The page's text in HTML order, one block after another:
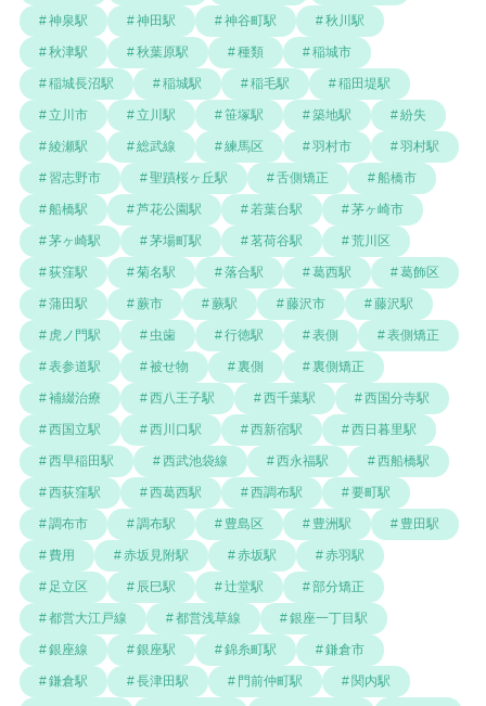
神泉駅 神田駅 神谷町駅 秋川駅
秋津駅 秋葉原駅 種類 稲城市
稲城長沼駅 稲城駅 稲毛駅 稲田堤駅
立川市 立川駅 笹塚駅 築地駅 紛失
綾瀬駅 総武線 練馬区 羽村市 羽村駅
習志野市 聖蹟桜ヶ丘駅 舌側矯正 船橋市
船橋駅 芦花公園駅 若葉台駅 茅ヶ崎市
茅ヶ崎駅 茅場町駅 茗荷谷駅 荒川区
荻窪駅 菊名駅 落合駅 葛西駅 葛飾区
蒲田駅 蕨市 蕨駅 藤沢市 藤沢駅
虎ノ門駅 虫歯 行徳駅 表側 表側矯正
表参道駅 被せ物 裏側 裏側矯正
補綴治療 西八王子駅 西千葉駅 西国分寺駅
西国立駅 西川口駅 西新宿駅 西日暮里駅
西早稲田駅 西武池袋線 西永福駅 西船橋駅
西荻窪駅 西葛西駅 西調布駅 要町駅
調布市 調布駅 豊島区 豊洲駅 豊田駅
費用 赤坂見附駅 赤坂駅 赤羽駅
足立区 辰巳駅 辻堂駅 部分矯正
都営大江戸線 都営浅草線 銀座一丁目駅
銀座線 銀座駅 錦糸町駅 鎌倉市
鎌倉駅 長津田駅 門前仲町駅 関内駅